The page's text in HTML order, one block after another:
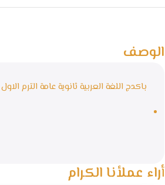
الوصف
باكدج اللغة العربية ثانوية عامة الترم
أراء عملأنا الكرام